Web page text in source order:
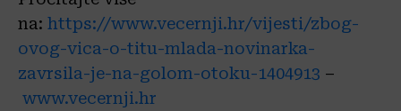
na: https://www.vecernji.hr/vijesti/zbog-
ovog-vica-o-titu-mlada-novinarka-
zavrsila-je-na-golom-otoku-1404913 –
www.vecernji.hr